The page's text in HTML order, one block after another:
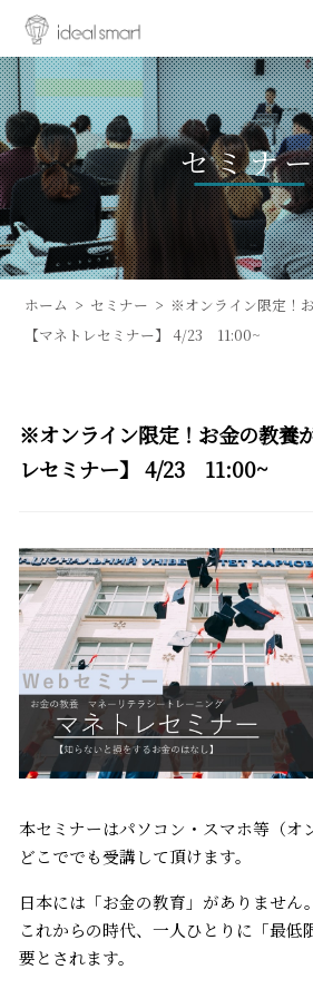
セミナ
ホーム セミナー
※オンライン限定！
【マネトレセミナー】 4/23 11:00~
※オンライン限定！お金の教養
レセミナー】 4/23 11:00~
本セミナーはパソコン・スマホ等（オ
どこででも受講して頂けます。
日本には「お金の教育」がありません。
これからの時代、一人ひとりに「最低
要とされます。